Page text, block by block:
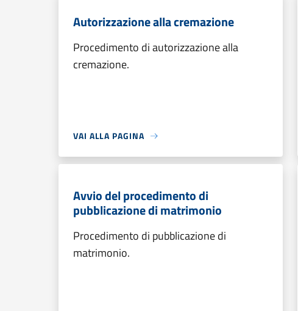
Autorizzazione alla cremazione
Procedimento di autorizzazione alla
cremazione.
VAI ALLA PAGINA
Avvio del procedimento di
pubblicazione di matrimonio
Procedimento di pubblicazione di
matrimonio.